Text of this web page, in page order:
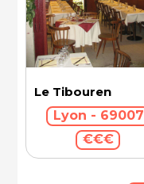
Le Tibouren
Lyon - 69007
€€€